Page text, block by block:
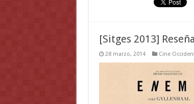
[Sitges 2013]
28 marzo, 2014 Cine